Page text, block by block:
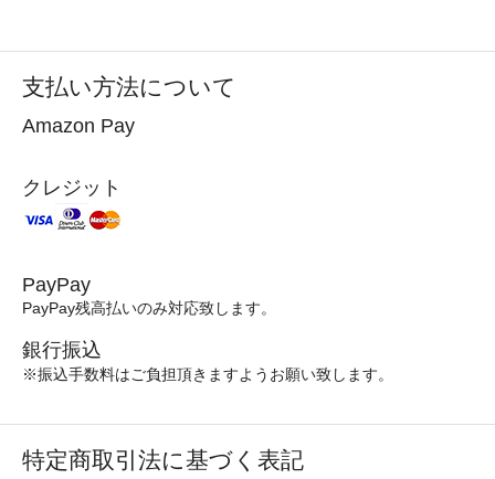
支払い方法について
Amazon Pay
クレジット
PayPay
PayPay残高払いのみ対応致します。
銀行振込
※振込手数料はご負担頂きますようお願い致します。
特定商取引法に基づく表記